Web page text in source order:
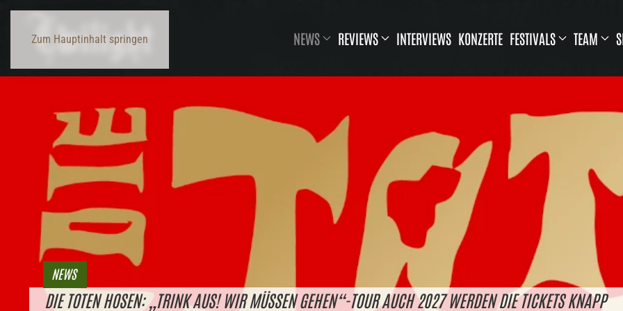
Zum Hauptinhalt springen NEWS REVIEWS INTERVIEWS KONZERTE FESTIVALS TEAM
NEWS
DIE TOTEN HOSEN: „TRINK AUS! WIR MÜSSEN GEHEN“-TOUR AUCH 2027 WERDEN DIE TICKETS KNAPP